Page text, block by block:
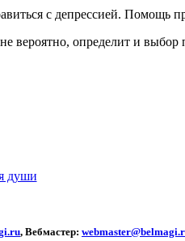
с депрессией. Помощь
определит и выбор
души
, Вебмастер: